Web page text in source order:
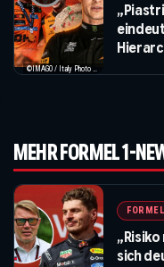
MEHR FORMEL 1-
sich